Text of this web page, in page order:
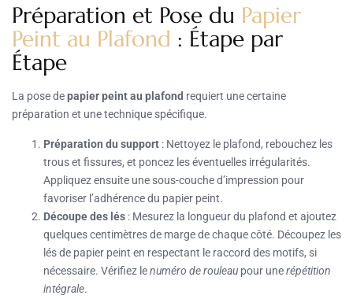
Préparation et Pose du Papier
Peint au Plafond : Étape par
Étape
La pose depapier peint au plafond requiert une certaine
préparation et une technique spécifique.
Préparation du support : Nettoyez le plafond, rebouchez les
trous et fissures, et poncez les éventuelles irrégularités.
Appliquez ensuite une sous-couche d’impression pour
favoriser l’adhérence du papier peint.
Découpe des lés : Mesurez la longueur du plafond et ajoutez
quelques centimètres de marge de chaque côté. Découpez les
lés de papier peint en respectant le raccord des motifs, si
nécessaire. Vérifiez lenuméro de rouleau pour unerépétition
intégrale.